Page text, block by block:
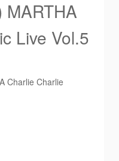
Live Vol.5
Charlie Charlie